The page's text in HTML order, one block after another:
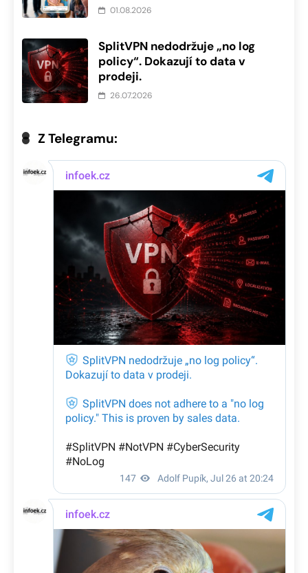
01.08.2026
SplitVPN nedodržuje „no log
policy“. Dokazují to data v
prodeji.
26.07.2026
Z Telegramu: